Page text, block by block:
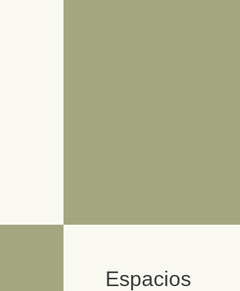
Espacios